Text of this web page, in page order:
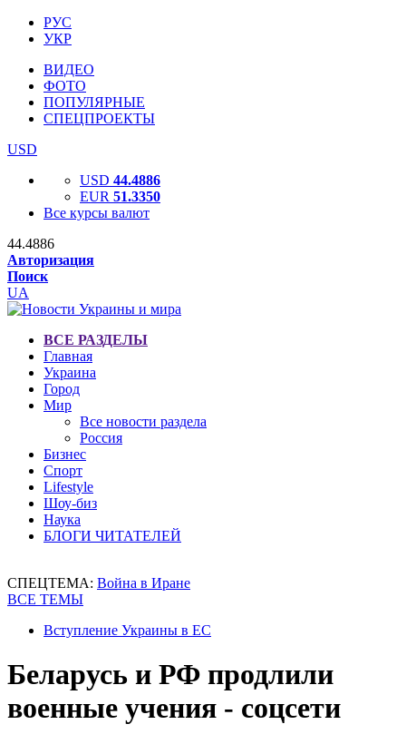
РУС
УКР
ВИДЕО
ФОТО
ПОПУЛЯРНЫЕ
СПЕЦПРОЕКТЫ
USD
USD 44.4886
EUR 51.3350
Все курсы валют
44.4886
Авторизация
Поиск
UA
ВСЕ РАЗДЕЛЫ
Главная
Украина
Город
Мир
Все новости раздела
Россия
Бизнес
Спорт
Lifestyle
Шоу-биз
Наука
БЛОГИ ЧИТАТЕЛЕЙ
СПЕЦТЕМА: Война в Иране
ВСЕ ТЕМЫ
Вступление Украины в ЕС
Беларусь и РФ продлили
военные учения - соцсети